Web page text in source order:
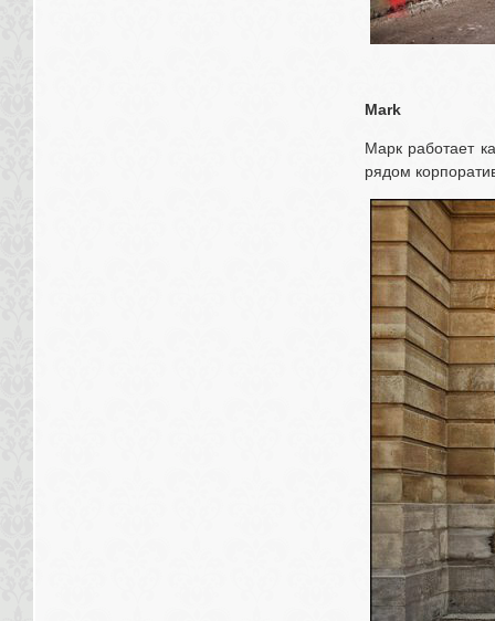
Mark
Марк работает
рядом